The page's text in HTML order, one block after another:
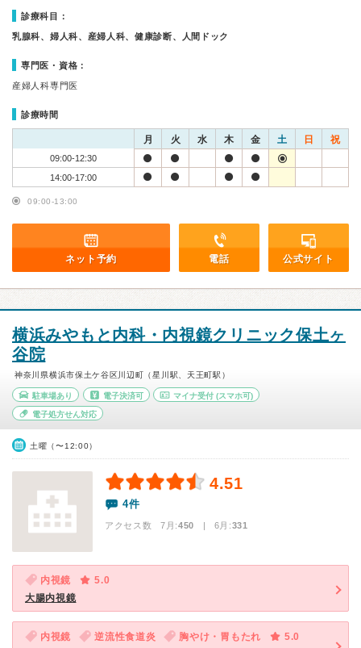
診療科目：
乳腺科、婦人科、産婦人科、健康診断、人間ドック
専門医・資格：
産婦人科専門医
診療時間
月 火 水 木 金 土 日 祝
09:00-12:30
14:00-17:00
09:00-13:00
ネット予約 電話 公式サイト
横浜みやもと内科・内視鏡クリニック保土ヶ
谷院
神奈川県横浜市保土ケ谷区川辺町（星川駅、天王町駅）
駐車場あり 電子決済可 マイナ受付 (スマホ可)
電子処方せん対応
土曜（〜12:00）
4.51
4件
アクセス数 7月:450 | 6月:331
内視鏡
5.0
大腸内視鏡
内視鏡 逆流性食道炎 胸やけ・胃もたれ
5.0